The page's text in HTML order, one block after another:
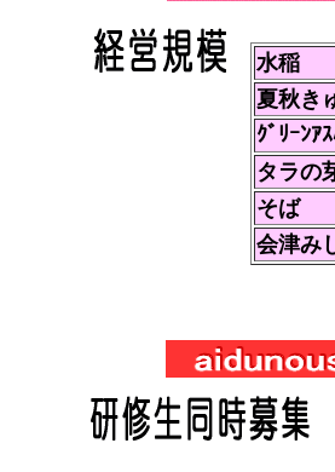
水稲
夏秋き
ｸﾞﾘｰﾝｱ
タラの
そば
会津み